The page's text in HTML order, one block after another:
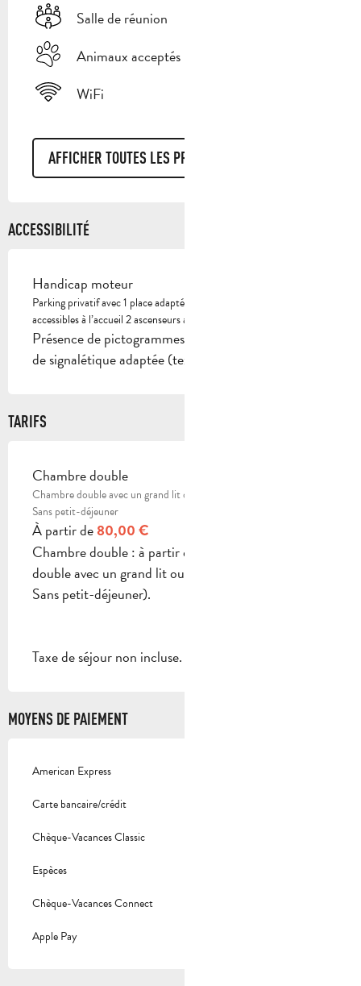
Salle de réunion
Animaux acceptés
WiFi
AFFICHER TOUTES LES PRESTATIONS
ACCESSIBILITÉ
Handicap moteur
Parking privatif avec 1 place adaptée Entrée de plain-pied Toilettes
accessibles à l’accueil 2 ascenseurs aux normes 4 chambres adaptées
Présence de pictogrammes et/ou de visuels simplifiés
de signalétique adaptée (textes/images)
TARIFS
TARIFS 2026
Chambre double
Chambre double avec un grand lit ou 2 lit simple.
Sans petit-déjeuner
À partir de 80,00 €
Chambre double : à partir de 80 € (Chambre
double avec un grand lit ou 2 lit simple.
Sans petit-déjeuner).
Taxe de séjour non incluse.
MOYENS DE PAIEMENT
American Express
Carte bancaire/crédit
Chèque-Vacances Classic
Espèces
Chèque-Vacances Connect
Apple Pay